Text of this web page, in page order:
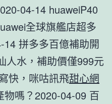
04-14 huaweiP40
全球旗艦店超多
拼多多百億補助開
人水，補助價僅999元
快，咪咕訊飛甜心網
嗎？2020-04-09 百